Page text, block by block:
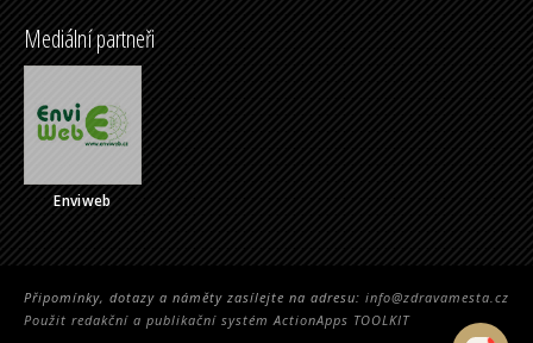
Mediální partneři
Enviweb
Připomínky, dotazy a náměty zasílejte na adresu: info@zdravamesta.cz
Použit redakční a publikační systém ActionApps TOOLKIT